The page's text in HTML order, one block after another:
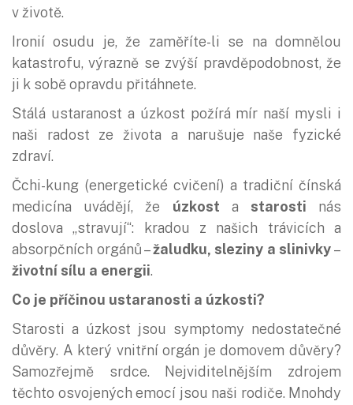
v životě.
Ironií osudu je, že zaměříte-li se na domnělou
katastrofu, výrazně se zvýší pravděpodobnost, že
ji k sobě opravdu přitáhnete.
Stálá ustaranost a úzkost požírá mír naší mysli i
naši radost ze života a narušuje naše fyzické
zdraví.
Čchi-kung (energetické cvičení) a tradiční čínská
medicína uvádějí, že úzkost a starosti nás
doslova „stravují“: kradou z našich trávicích a
absorpčních orgánů –žaludku, sleziny a slinivky–
životní sílu a energii.
Co je příčinou ustaranosti a úzkosti?
Starosti a úzkost jsou symptomy nedostatečné
důvěry. A který vnitřní orgán je domovem důvěry?
Samozřejmě srdce. Nejviditelnějším zdrojem
těchto osvojených emocí jsou naši rodiče. Mnohdy